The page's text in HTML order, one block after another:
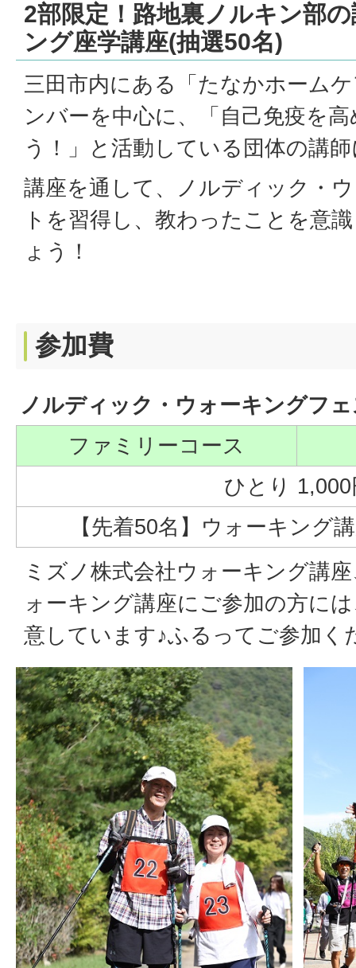
2部限定！路地裏ノルキン部
ング座学講座(抽選50名)
三田市内にある「たなかホーム
ンバーを中心に、「自己免疫を
う！」と活動している団体の講
講座を通して、ノルディック・
トを習得し、教わったことを意
ょう！
参加費
ノルディック・ウォーキングフ
ファミリーコース
ひとり 1,000
【先着50名】ウォーキング
ミズノ株式会社ウォーキング講
ォーキング講座にご参加の方に
意しています♪ふるってご参加く